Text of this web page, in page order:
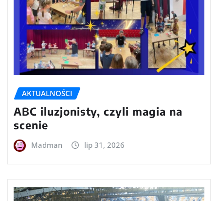
AKTUALNOŚCI
ABC iluzjonisty, czyli magia na
scenie
Madman lip 31, 2026